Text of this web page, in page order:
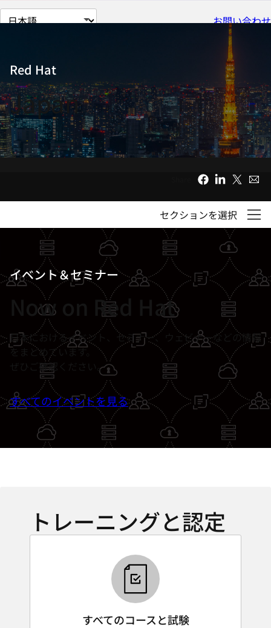
ペ
言
語
を
選
択
さ
お問い合わせ
Red Hat
Japan
セクションを選択
イベント＆セミナー
Now on Red Hat
日本におけるイベント、セミナー、ウェビナーなどの情報
をまとめています。
ぜひご確認ください。
すべてのイベントを見る
トレーニングと認定
すべてのコースと試験